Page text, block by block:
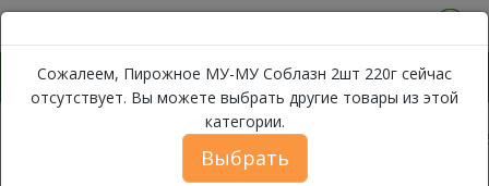
Хлеб, Выпечка, Сладости
Сожалеем, Пирожное МУ-МУ Соблазн 2шт 220г сейчас
отсутствует. Вы можете выбрать другие товары из этой
категории.
Выбрать
Пирожное МУ-МУ Соблазн 2шт